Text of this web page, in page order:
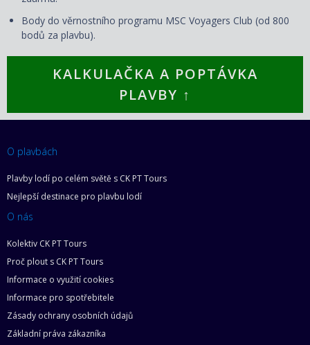
Body do věrnostního programu MSC Voyagers Club (od 800
bodů za plavbu).
KALKULAČKA A POPTÁVKA
PLAVBY ↑
O plavbách
Plavby lodí po celém světě s CK PT Tours
Nejlepší destinace pro plavbu lodí
O nás
Kolektiv CK PT Tours
Proč plout s CK PT Tours
Informace o využití cookies
Informace pro spotřebitele
Zásady ochrany osobních údajů
Základní práva zákazníka